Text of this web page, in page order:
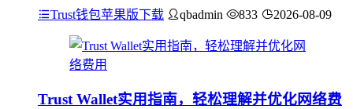
Trust钱包苹果版下载 qbadmin 833 2026-08-09
Trust Wallet实用指南，轻松理解并优化网络费